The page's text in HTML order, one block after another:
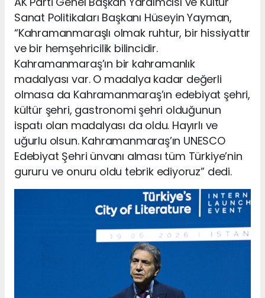
Sanat Politikaları Başkanı Hüseyin Yayman,
“Kahramanmaraşlı olmak ruhtur, bir hissiyattır
ve bir hemşehricilik bilincidir.
Kahramanmaraş’ın bir kahramanlık
madalyası var. O madalya kadar değerli
olmasa da Kahramanmaraş’ın edebiyat şehri,
kültür şehri, gastronomi şehri olduğunun
ispatı olan madalyası da oldu. Hayırlı ve
uğurlu olsun. Kahramanmaraş’ın UNESCO
Edebiyat Şehri ünvanı alması tüm Türkiye’nin
gururu ve onuru oldu tebrik ediyoruz” dedi.